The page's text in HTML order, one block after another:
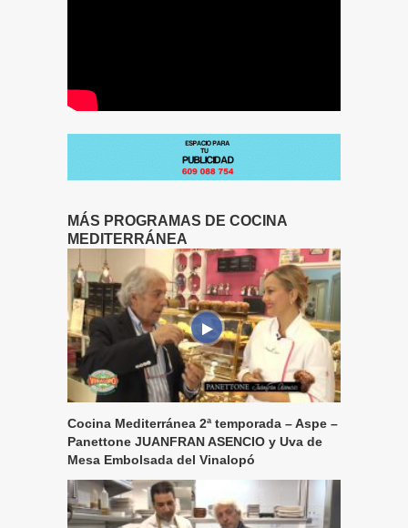
MÁS PROGRAMAS DE COCINA
MEDITERRÁNEA
Cocina Mediterránea 2ª temporada – Aspe –
Panettone JUANFRAN ASENCIO y Uva de
Mesa Embolsada del Vinalopó